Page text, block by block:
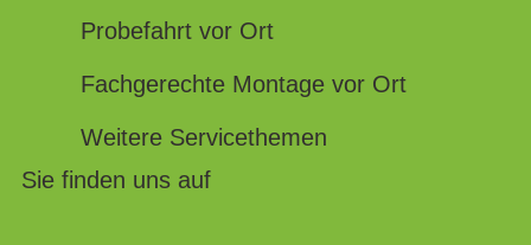
Probefahrt vor Ort
Fachgerechte Montage vor Ort
Weitere Servicethemen
Sie finden uns auf